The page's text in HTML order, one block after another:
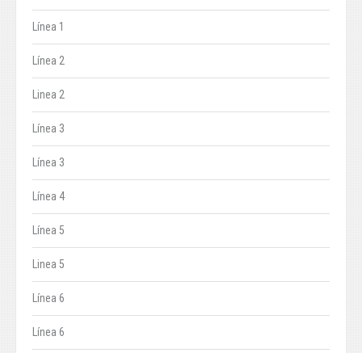
Línea 1
Línea 2
Linea 2
Línea 3
Línea 3
Línea 4
Línea 5
Linea 5
Línea 6
Línea 6